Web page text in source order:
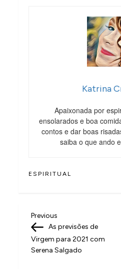
Katrina
Apaixonada por
ensolarados e boa
contos e dar boas
saiba o que ando
ESPIRITUAL
N
a
v
Previous
Post
Previous
As previsões de
Virgem para 2021 com
Serena Salgado